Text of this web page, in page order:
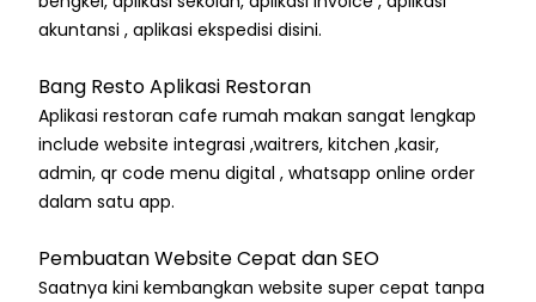
akuntansi , aplikasi ekspedisi disini.
Bang Resto Aplikasi Restoran
Aplikasi restoran cafe rumah makan sangat lengkap
include website integrasi ,waitrers, kitchen ,kasir,
admin, qr code menu digital , whatsapp online order
dalam satu app.
Pembuatan Website Cepat dan SEO
Saatnya kini kembangkan website super cepat tanpa